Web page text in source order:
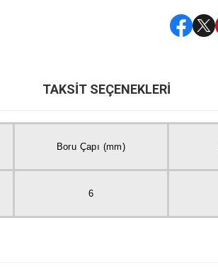
TAKSIT SEÇENEKLERI
Boru Çapı (mm)
6